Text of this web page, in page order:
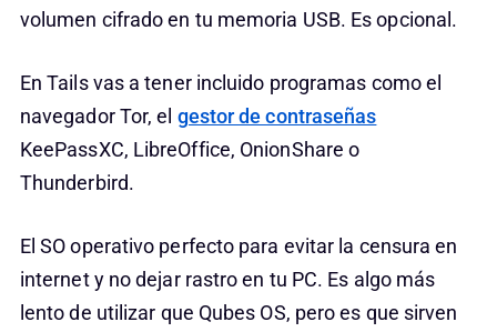
volumen cifrado en tu memoria USB. Es opcional.
En Tails vas a tener incluido programas como el
navegador Tor, el gestor de contraseñas
KeePassXC, LibreOffice, OnionShare o
Thunderbird.
El SO operativo perfecto para evitar la censura en
internet y no dejar rastro en tu PC. Es algo más
lento de utilizar que Qubes OS, pero es que sirven